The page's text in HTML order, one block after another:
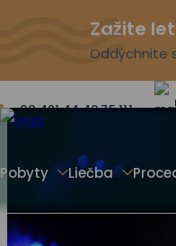
Zažite
Oddýchnite
00 421 44 43 75 111
Pobyty Liečba